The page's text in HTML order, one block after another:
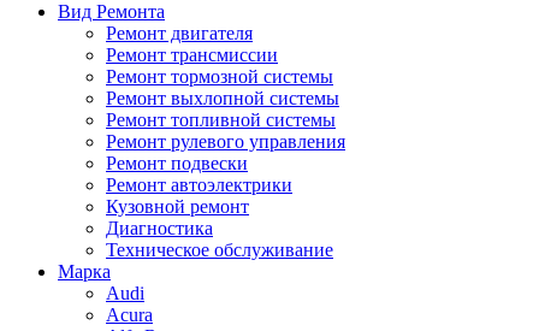
Вид Ремонта
Ремонт двигателя
Ремонт трансмиссии
Ремонт тормозной системы
Ремонт выхлопной системы
Ремонт топливной системы
Ремонт рулевого управления
Ремонт подвески
Ремонт автоэлектрики
Кузовной ремонт
Диагностика
Техническое обслуживание
Марка
Audi
Acura